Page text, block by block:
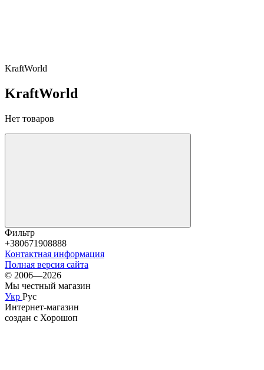
KraftWorld
KraftWorld
Нет товаров
Фильтр
+380671908888
Контактная информация
Полная версия сайта
© 2006—2026
Мы честный магазин
Укр Рус
Интернет-магазин
создан с Хорошоп